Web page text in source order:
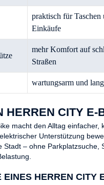
praktisch für Taschen
Einkäufe
mehr Komfort auf
Straßen
wartungsarm und
HERREN CITY E-
macht den Alltag einfacher,
Unterstützung
Stadt – ohne Parkplatzsuche,
EINES HERREN CITY